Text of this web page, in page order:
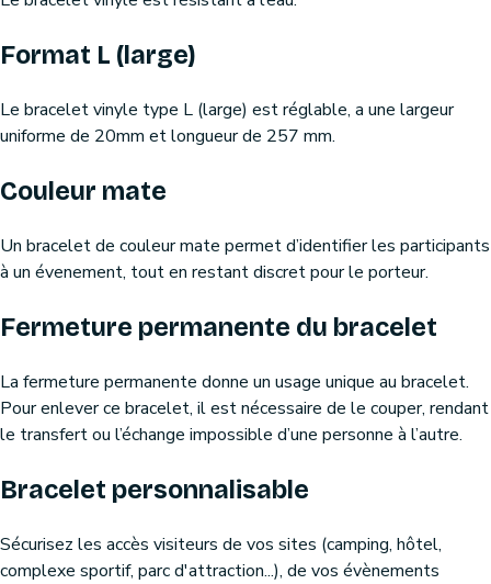
Format L (large)
Le bracelet vinyle type L (large) est réglable, a une largeur
uniforme de 20mm et longueur de 257 mm.
Couleur mate
Un bracelet de couleur mate permet d’identifier les participants
à un évenement, tout en restant discret pour le porteur.
Fermeture permanente du bracelet
La fermeture permanente donne un usage unique au bracelet.
Pour enlever ce bracelet, il est nécessaire de le couper, rendant
le transfert ou l’échange impossible d’une personne à l’autre.
Bracelet personnalisable
Sécurisez les accès visiteurs de vos sites (camping, hôtel,
complexe sportif, parc d'attraction...), de vos évènements